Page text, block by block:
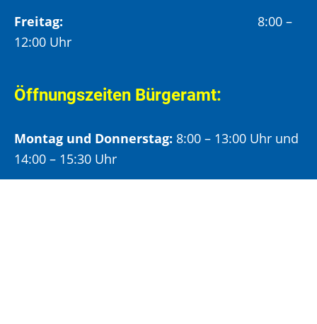
Freitag:
8:00 –
12:00 Uhr
Öffnungszeiten Bürgeramt:
Montag und Donnerstag: 8:00 – 13:00 Uhr und
14:00 – 15:30 Uhr